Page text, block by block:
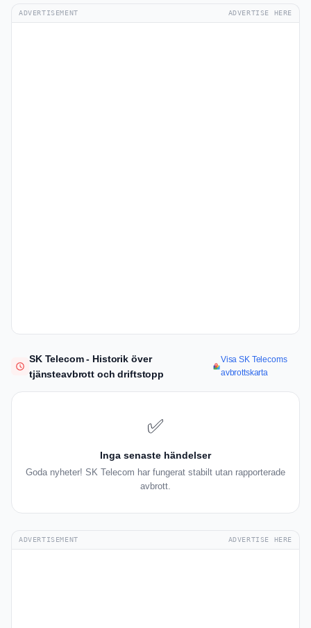
ADVERTISEMENT ADVERTISE HERE
SK Telecom - Historik över
tjänsteavbrott och driftstopp
Visa SK Telecoms
avbrottskarta
✅
Inga senaste händelser
Goda nyheter! SK Telecom har fungerat stabilt utan rapporterade
avbrott.
ADVERTISEMENT ADVERTISE HERE